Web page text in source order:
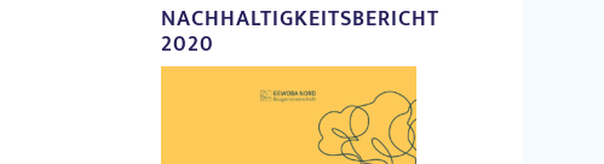
NACHHALTIGKEITSBERICHT
2020